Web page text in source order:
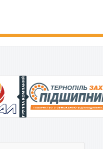
ГРУППА КОМПАНИЙ